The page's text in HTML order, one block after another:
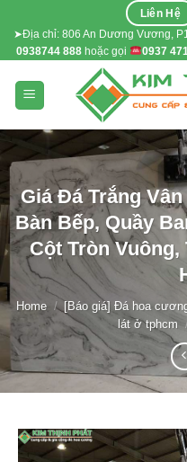
content
Liên Hệ
➤Địa chỉ: 806 An Dương Vương,
0938744 888 hoặc gọi 0937
Giá Đá Trắng
Bàn Bếp, Quầy
Cột Tròn
Home /
[Báo giá] Đá hoa
lát ở tphcm